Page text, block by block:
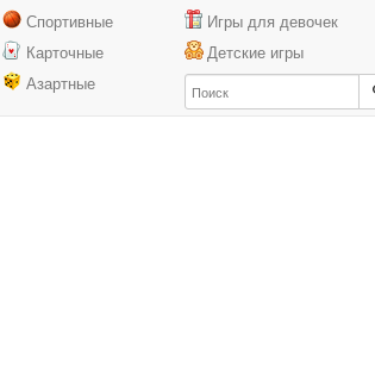
Спортивные
Карточные
Азартные
Игры для девочек
Детские игры